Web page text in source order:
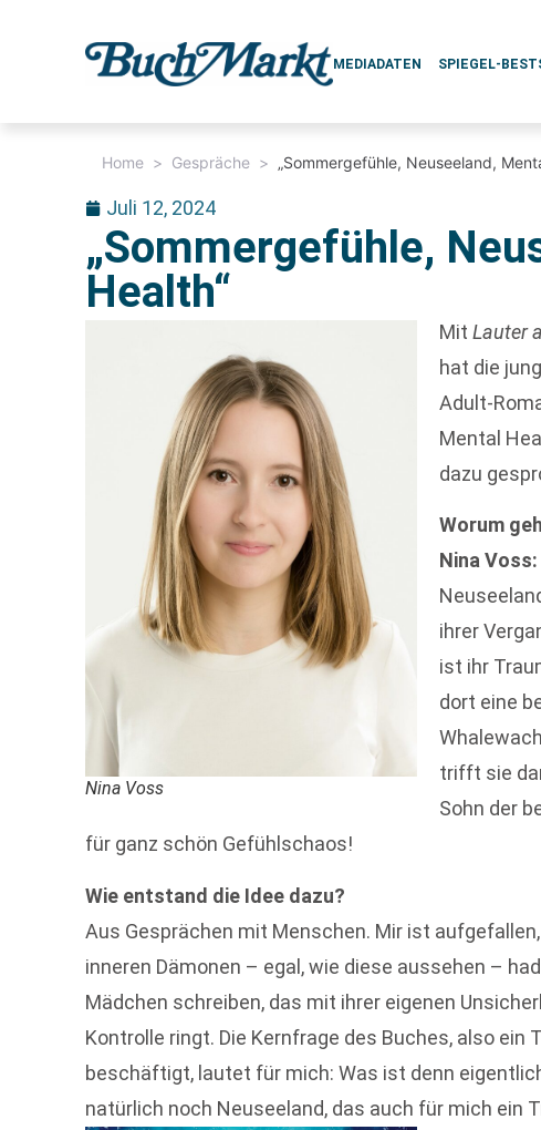
MEDIADATEN SPIEGEL-
Home > Gespräche > „Sommergefühle, Neuseeland,
Juli 12, 2024
„Sommergefühle,
Health“
Nina Voss
MitLauter
hat die
Adult-
Mental
dazu
Worum
Nina Voss:
ihrer
ist ihr
dort eine
trifft sie
Sohn der
für ganz schön Gefühlschaos!
Wie entstand die Idee dazu?
Aus Gesprächen mit Menschen. Mir ist
inneren Dämonen – egal, wie diese aussehen –
Mädchen schreiben, das mit ihrer eigenen
Kontrolle ringt. Die Kernfrage des Buches, also ein
beschäftigt, lautet für mich: Was ist denn
natürlich noch Neuseeland, das auch für mich ein